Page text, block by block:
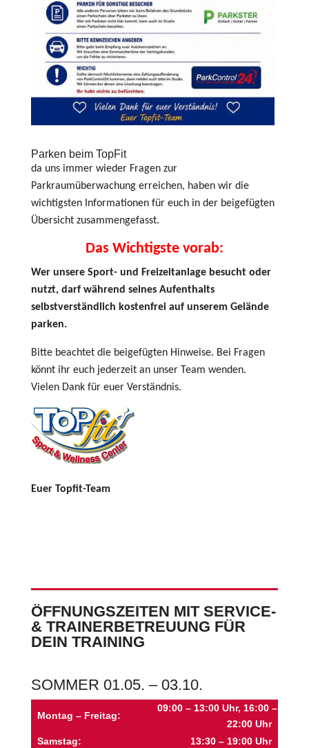
Parken beim TopFit
da uns immer wieder Fragen zur
Parkraumüberwachung erreichen, haben wir die
wichtigsten Informationen für euch in der beigefügten
Übersicht zusammengefasst.
Das Wichtigste vorab:
Wer unsere Sport- und Freizeitanlage besucht oder
nutzt, darf während seines Aufenthalts
selbstverständlich kostenfrei auf unserem Gelände
parken.
Bitte beachtet die beigefügten Hinweise. Bei Fragen
könnt ihr euch jederzeit an unser Team wenden.
Vielen Dank für euer Verständnis.
Euer Topfit-Team
ÖFFNUNGSZEITEN MIT SERVICE-
& TRAINERBETREUUNG FÜR
DEIN TRAINING
SOMMER 01.05. – 03.10.
Montag – Freitag:
09:00 – 13:00 Uhr, 16:00 –
22:00 Uhr
Samstag:
13:30 – 19:00 Uhr